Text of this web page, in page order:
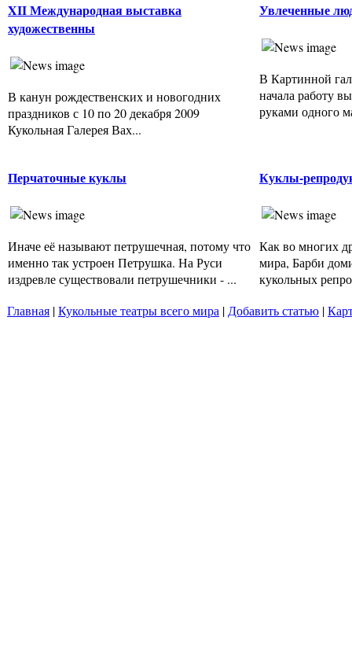
XII Международная выставка
художественны
В канун рождественских и новогодних
праздников с 10 по 20 декабря 2009
Кукольная Галерея Вах...
Увлеченные
В Картинной
начала работу
руками одного
Перчаточные куклы
Иначе её называют петрушечная, потому что
именно так устроен Петрушка. На Руси
издревле существовали петрушечники - ...
Куклы-
Как во многих
мира, Барби
кукольных
Главная |Кукольные театры всего мира | Добавить статью |